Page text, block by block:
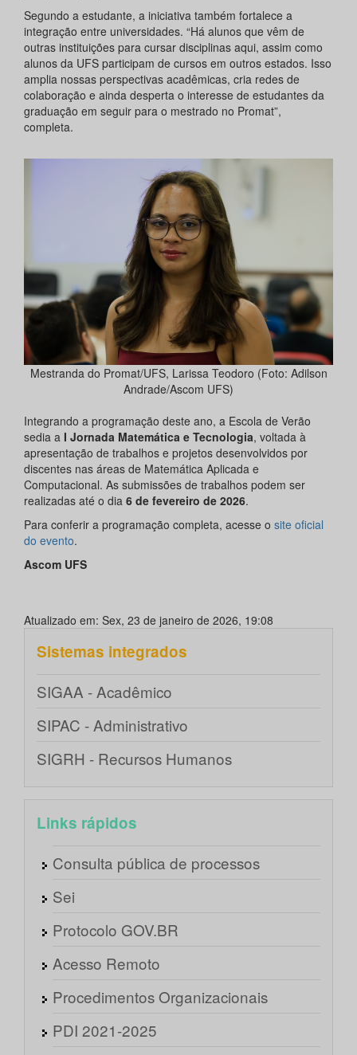
Segundo a estudante, a iniciativa também fortalece a
integração entre universidades. “Há alunos que vêm de
outras instituições para cursar disciplinas aqui, assim como
alunos da UFS participam de cursos em outros estados. Isso
amplia nossas perspectivas acadêmicas, cria redes de
colaboração e ainda desperta o interesse de estudantes da
graduação em seguir para o mestrado no Promat”,
completa.
Mestranda do Promat/UFS, Larissa Teodoro (Foto: Adilson
Andrade/Ascom UFS)
Integrando a programação deste ano, a Escola de Verão
sedia a I Jornada Matemática e Tecnologia, voltada à
apresentação de trabalhos e projetos desenvolvidos por
discentes nas áreas de Matemática Aplicada e
Computacional. As submissões de trabalhos podem ser
realizadas até o dia 6 de fevereiro de 2026.
Para conferir a programação completa, acesse o site oficial
do evento.
Ascom UFS
Atualizado em: Sex, 23 de janeiro de 2026, 19:08
Sistemas integrados
SIGAA - Acadêmico
SIPAC - Administrativo
SIGRH - Recursos Humanos
Links rápidos
Consulta pública de processos
Sei
Protocolo GOV.BR
Acesso Remoto
Procedimentos Organizacionais
PDI 2021-2025